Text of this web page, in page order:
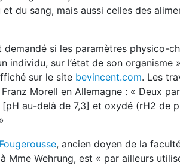
du sang, mais aussi celles des
demandé si les paramètres physico-
individu, sur l’état de son organisme
sur le site bevincent.com. Les
Morell en Allemagne : « Deux
au-delà de 7,3] et oxydé (rH2 de
, ancien doyen de la
Mme Wehrung, est « par ailleurs